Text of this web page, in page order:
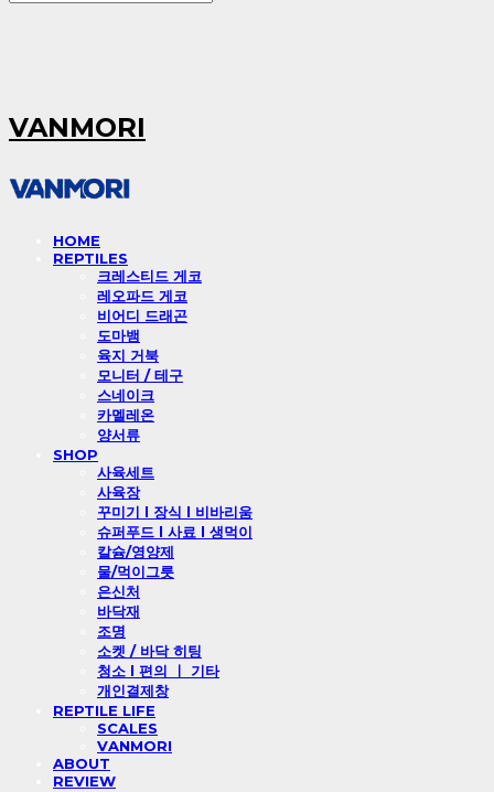
VANMORI
HOME
REPTILES
크레스티드 게코
레오파드 게코
비어디 드래곤
도마뱀
육지 거북
모니터 / 테구
스네이크
카멜레온
양서류
SHOP
사육세트
사육장
꾸미기 l 장식 l 비바리움
슈퍼푸드 l 사료 l 생먹이
칼슘/영양제
물/먹이그릇
은신처
바닥재
조명
소켓 / 바닥 히팅
청소 l 편의 ㅣ 기타
개인결제창
REPTILE LIFE
SCALES
VANMORI
ABOUT
REVIEW